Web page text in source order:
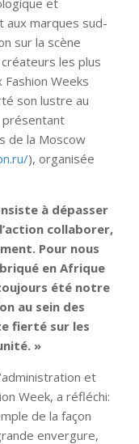
aux marques sud-
sur la scène
créateurs les plus
Weeks
son lustre au
présentant
de la Moscow
), organisée
à dépasser
collaborer,
Pour nous
en Afrique
été notre
au sein des
fierté sur les
»
et
Week, a réfléchi:
de la façon
envergure,